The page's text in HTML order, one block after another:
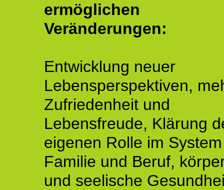
ermöglichen
Veränderungen:
Entwicklung neuer
Lebensperspektiven,
Zufriedenheit und
Lebensfreude, Klärung
eigenen Rolle im
Familie und Beruf,
und seelische